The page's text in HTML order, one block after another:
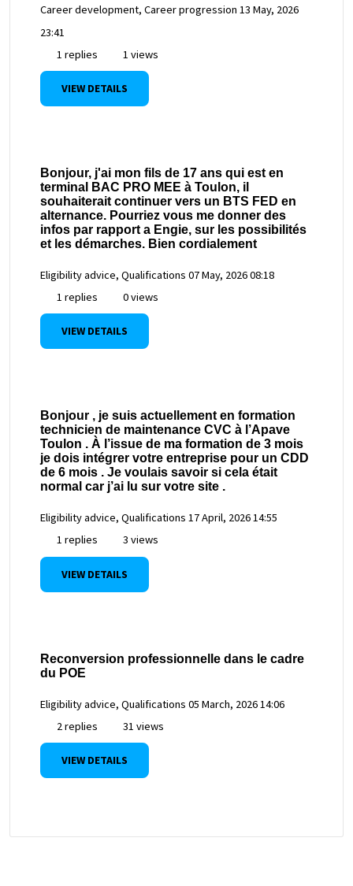
Career development, Career progression 13 May, 2026
23:41
1 replies
1 views
VIEW DETAILS
Bonjour, j'ai mon fils de 17 ans qui est en
terminal BAC PRO MEE à Toulon, il
souhaiterait continuer vers un BTS FED en
alternance. Pourriez vous me donner des
infos par rapport a Engie, sur les possibilités
et les démarches. Bien cordialement
Eligibility advice, Qualifications 07 May, 2026 08:18
1 replies
0 views
VIEW DETAILS
Bonjour , je suis actuellement en formation
technicien de maintenance CVC à l’Apave
Toulon . À l’issue de ma formation de 3 mois
je dois intégrer votre entreprise pour un CDD
de 6 mois . Je voulais savoir si cela était
normal car j’ai lu sur votre site .
Eligibility advice, Qualifications 17 April, 2026 14:55
1 replies
3 views
VIEW DETAILS
Reconversion professionnelle dans le cadre
du POE
Eligibility advice, Qualifications 05 March, 2026 14:06
2 replies
31 views
VIEW DETAILS